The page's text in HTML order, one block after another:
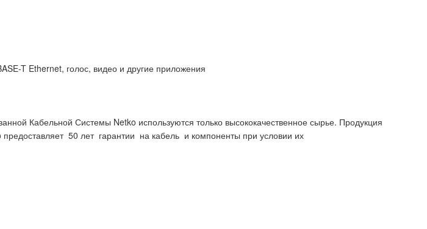
T Ethernet, голос, видео и другие приложения
Кабельной Системы Netko используются только высококачественное сырье. Продукция
предоставляет 50 лет гарантии на кабель и компоненты при условии их